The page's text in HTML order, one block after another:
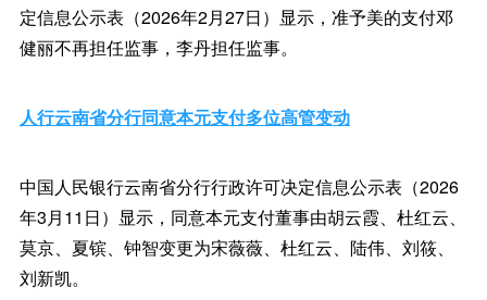
定信息公示表（2026年2月27日）显示，准予美的支付邓
健丽不再担任监事，李丹担任监事。
人行云南省分行同意本元支付多位高管变动
中国人民银行云南省分行行政许可决定信息公示表（2026
年3月11日）显示，同意本元支付董事由胡云霞、杜红云、
莫京、夏镔、钟智变更为宋薇薇、杜红云、陆伟、刘筱、
刘新凯。